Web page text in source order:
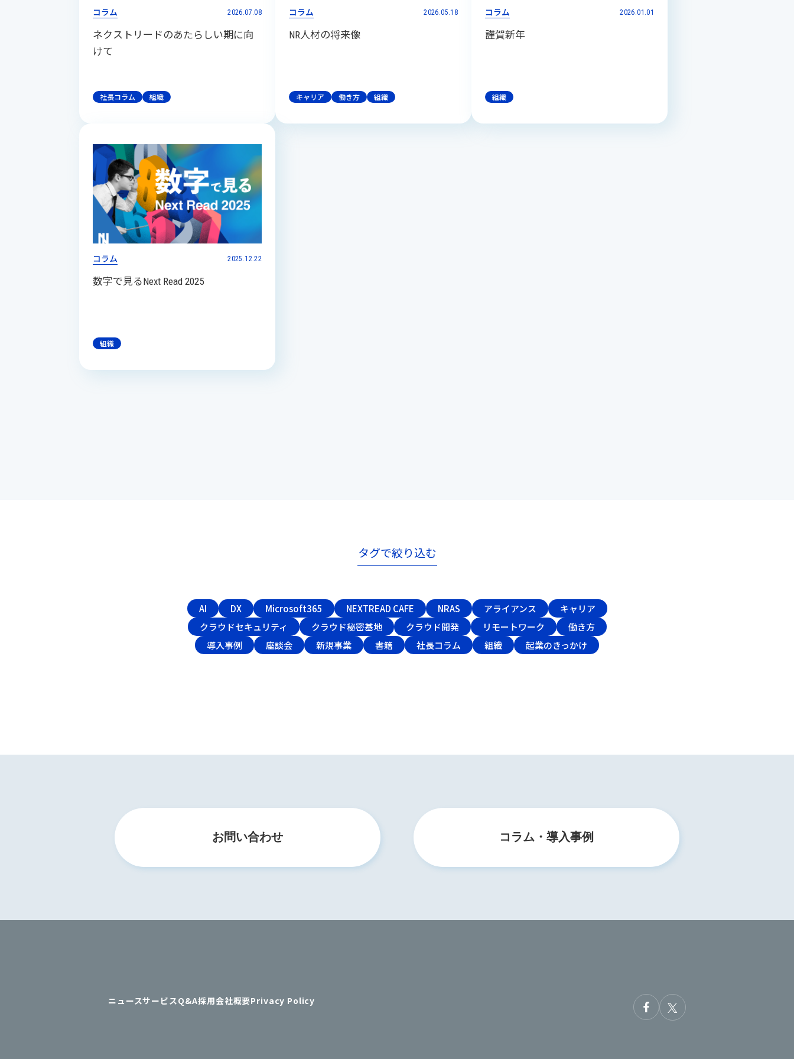
コラム 2026.07.08
ネクストリードのあたらしい期に向
けて
社長コラム 組織
コラム 2026.05.18
NR人材の将来像
キャリア 働き方 組織
コラム 2026.01.01
謹賀新年
組織
コラム 2025.12.22
数字で見るNext Read 2025
組織
タグで絞り込む
AI DX Microsoft365 NEXTREAD CAFE NRAS アライアンス
キャリア
クラウドセキュリティ
クラウド秘密基地 クラウド開発 リモートワーク
働き方
導入事例
座談会 新規事業 書籍 社長コラム 組織 起業のきっかけ
お問い合わせ コラム・導入事例
ニュースサービス Q&A採用会社概要Privacy Policy